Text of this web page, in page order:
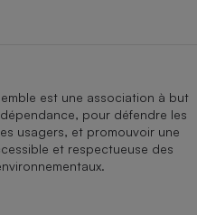
est une association à but
pour défendre les
usagers, et promouvoir une
et respectueuse des